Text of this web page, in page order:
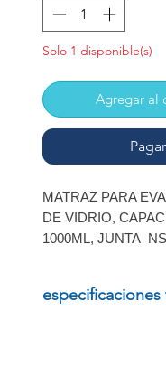
Solo 1 disponible(s)
Agregar al
Pagar
MATRAZ PARA
DE VIDRIO,
1000ML, JUNTA
especificaciones